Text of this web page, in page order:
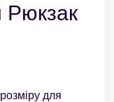
Рюкзак
для